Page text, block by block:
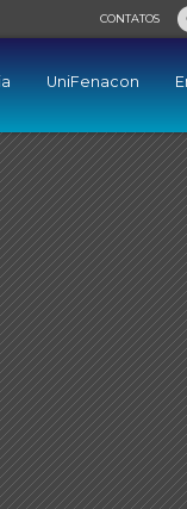
CONTATOS
UniFenacon